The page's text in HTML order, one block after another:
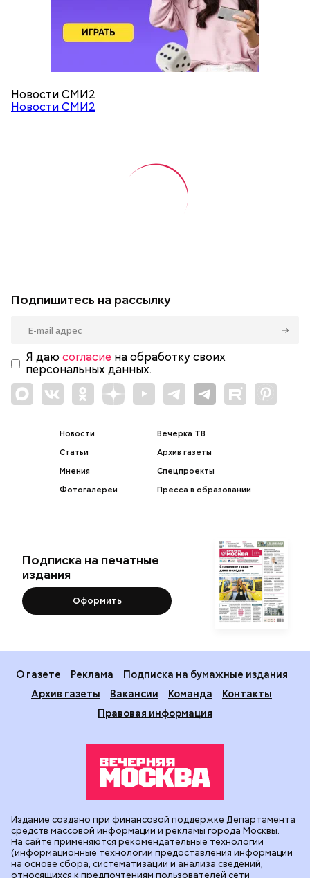
Новости СМИ2
Новости СМИ2
Подпишитесь на рассылку
Я даю согласие на обработку своих
персональных данных.
Новости
Статьи
Мнения
Фотогалереи
Вечерка ТВ
Архив газеты
Спецпроекты
Пресса в образовании
Подписка на печатные
издания
Оформить
О газете Реклама
Подписка на бумажные издания
Архив газеты
Вакансии Команда
Контакты
Правовая информация
Издание создано при финансовой поддержке Департамента
средств массовой информации и рекламы города Москвы.
На сайте применяются рекомендательные технологии
(информационные технологии предоставления информации
на основе сбора, систематизации и анализа сведений,
относящихся к предпочтениям пользователей сети